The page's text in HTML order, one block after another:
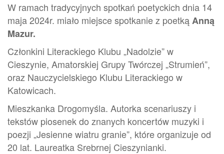
W ramach tradycyjnych spotkań poetyckich dnia 14
maja 2024r. miało miejsce spotkanie z poetkąAnną
Mazur.
Członkini Literackiego Klubu „Nadolzie” w
Cieszynie, Amatorskiej Grupy Twórczej „Strumień”,
oraz Nauczycielskiego Klubu Literackiego w
Katowicach.
Mieszkanka Drogomyśla. Autorka scenariuszy i
tekstów piosenek do znanych koncertów muzyki i
poezji „Jesienne wiatru granie”, które organizuje od
20 lat. Laureatka Srebrnej Cieszynianki.